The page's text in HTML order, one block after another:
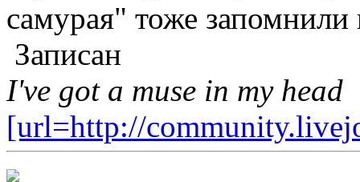
самурая" тоже запомнили
Записан
I've got a muse in my head
[url=http://